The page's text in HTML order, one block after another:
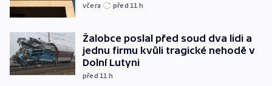
včera před 11 h
Žalobce poslal před soud dva lidi a
jednu firmu kvůli tragické nehodě v
Dolní Lutyni
před 11 h